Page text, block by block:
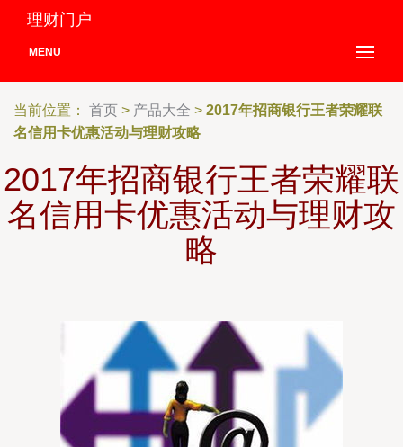
理财门户
MENU
当前位置： 首页 > 产品大全 > 2017年招商银行王者荣耀联
名信用卡优惠活动与理财攻略
2017年招商银行王者荣耀联
名信用卡优惠活动与理财攻
略